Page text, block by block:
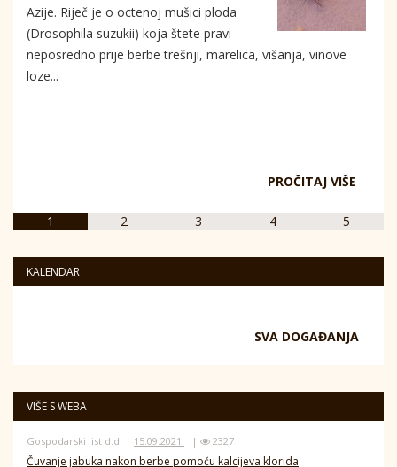
Azije. Riječ je o octenoj mušici ploda
(Drosophila suzukii) koja štete pravi
neposredno prije berbe trešnji, marelica, višanja, vinove
loze...
PROČITAJ VIŠE
1 2 3 4 5
KALENDAR
SVA DOGAĐANJA
VIŠE S WEBA
Gospodarski list d.d. | 15.09.2021. | 2327
Čuvanje jabuka nakon berbe pomoću kalcijeva klorida